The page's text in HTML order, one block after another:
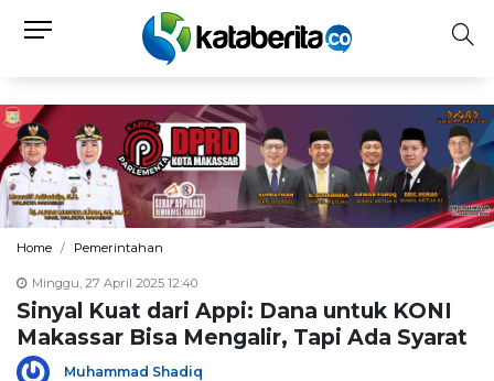
Home Pemerintahan
Minggu, 27 April 2025 12:40
Sinyal Kuat dari Appi: Dana untuk KONI
Makassar Bisa Mengalir, Tapi Ada Syarat
Muhammad Shadiq